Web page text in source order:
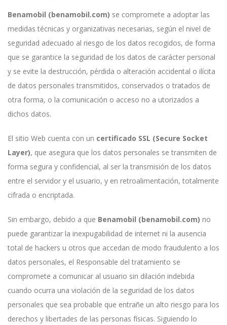
Benamobil (benamobil.com) se compromete a adoptar las
medidas técnicas y organizativas necesarias, según el nivel de
seguridad adecuado al riesgo de los datos recogidos, de forma
que se garantice la seguridad de los datos de carácter personal
y se evite la destrucción, pérdida o alteración accidental o ilícita
de datos personales transmitidos, conservados o tratados de
otra forma, o la comunicación o acceso no a utorizados a
dichos datos.
El sitio Web cuenta con un certificado SSL (Secure Socket
Layer), que asegura que los datos personales se transmiten de
forma segura y confidencial, al ser la transmisión de los datos
entre el servidor y el usuario, y en retroalimentación, totalmente
cifrada o encriptada.
Sin embargo, debido a que Benamobil (benamobil.com) no
puede garantizar la inexpugabilidad de internet ni la ausencia
total de hackers u otros que accedan de modo fraudulento a los
datos personales, el Responsable del tratamiento se
compromete a comunicar al usuario sin dilación indebida
cuando ocurra una violación de la seguridad de los datos
personales que sea probable que entrañe un alto riesgo para los
derechos y libertades de las personas físicas. Siguiendo lo